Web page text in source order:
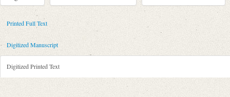
Metadata Concerning Header
Sender: August Wilhelm von Schlegel
Recipient: Aleksandr I., Russland, Zar
Place of Dispatch: Stockholm
Place of Destination: Sankt Petersburg
Printed Full Text
Digitized Manuscript
Digitized Printed Text